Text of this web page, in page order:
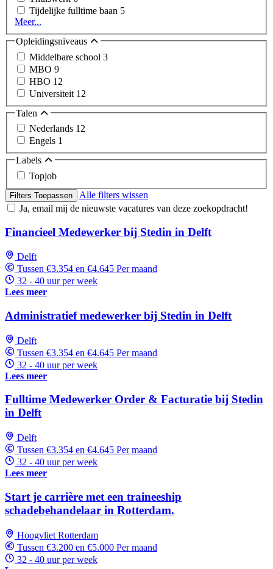
Tijdelijke fulltime baan 5
Meer...
Opleidingsniveaus
Middelbare school 3
MBO 9
HBO 12
Universiteit 12
Talen
Nederlands 12
Engels 1
Labels
Topjob
Filters Toepassen
Alle filters wissen
Ja, email mij de nieuwste vacatures van deze zoekopdracht!
Financieel Medewerker bij Stedin in Delft
Delft
Tussen €3.354 en €4.645 Per maand
32 - 40 uur per week
Lees meer
Administratief medewerker bij Stedin in Delft
Delft
Tussen €3.354 en €4.645 Per maand
32 - 40 uur per week
Lees meer
Fulltime Medewerker Order & Facturatie bij Stedin
in Delft
Delft
Tussen €3.354 en €4.645 Per maand
32 - 40 uur per week
Lees meer
Start je carrière met een traineeship
schadebehandelaar in Rotterdam.
Hoogvliet Rotterdam
Tussen €3.200 en €5.000 Per maand
32 - 40 uur per week